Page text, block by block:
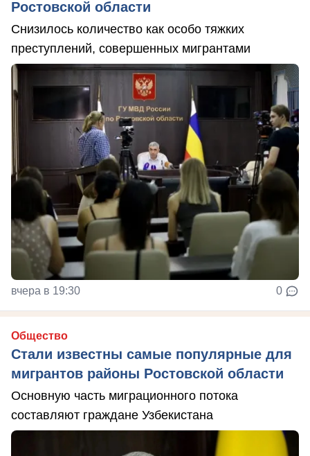
Ростовской области
Снизилось количество как особо тяжких
преступлений, совершенных мигрантами
вчера в 19:30 0
Общество
Стали известны самые популярные для
мигрантов районы Ростовской области
Основную часть миграционного потока
составляют граждане Узбекистана